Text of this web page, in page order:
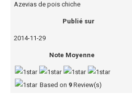
Azevias de pois chiche
Publié sur
2014-11-29
Note Moyenne
Based on 9 Review(s)